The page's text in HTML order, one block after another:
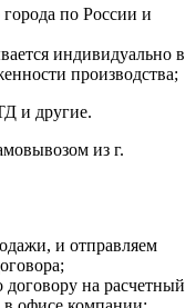
по России и
индивидуально в
производства;
и другие.
из г.
и отправляем
на расчетный